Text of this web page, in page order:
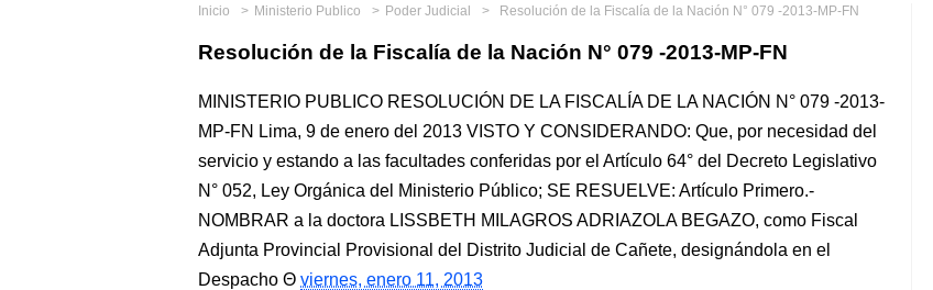
Inicio Ministerio Publico Poder Judicial Resolución de la Fiscalía de la Nación N° 079 -2013-MP-FN
Resolución de la Fiscalía de la Nación N° 079 -2013-MP-FN
MINISTERIO PUBLICO RESOLUCIÓN DE LA FISCALÍA DE LA NACIÓN N° 079 -2013-
MP-FN Lima, 9 de enero del 2013 VISTO Y CONSIDERANDO: Que, por necesidad del
servicio y estando a las facultades conferidas por el Artículo 64° del Decreto Legislativo
N° 052, Ley Orgánica del Ministerio Público; SE RESUELVE: Artículo Primero.-
NOMBRAR a la doctora LISSBETH MILAGROS ADRIAZOLA BEGAZO, como Fiscal
Adjunta Provincial Provisional del Distrito Judicial de Cañete, designándola en el
Despacho
viernes, enero 11, 2013